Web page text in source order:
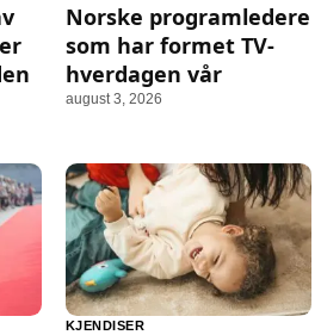
Norske programledere
som har formet TV-
hverdagen vår
august 3, 2026
KJENDISER